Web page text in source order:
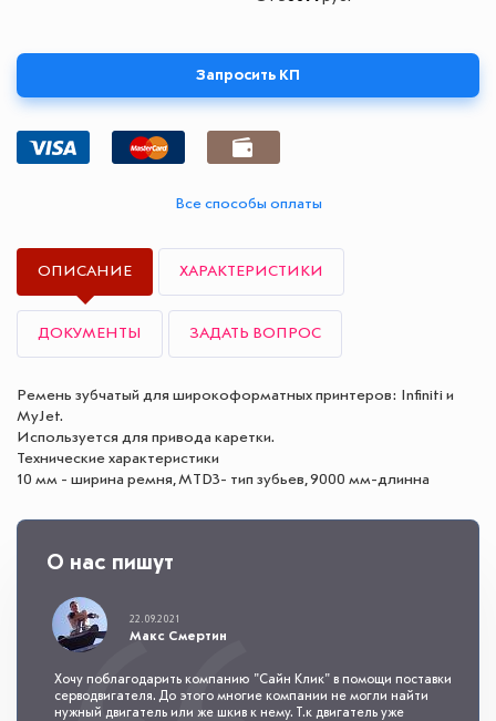
Запросить КП
Все способы оплаты
ОПИСАНИЕ ХАРАКТЕРИСТИКИ
ДОКУМЕНТЫ ЗАДАТЬ ВОПРОС
Ремень зубчатый для широкоформатных принтеров: Infiniti и
MyJet.
Используется для привода каретки.
Технические характеристики
10 мм - ширина ремня, MTD3- тип зубьев, 9000 мм-длинна
О нас пишут
22.09.2021
Макс Смертин
Хочу поблагодарить компанию "Сайн Клик" в помощи поставки
серводвигателя. До этого многие компании не могли найти
нужный двигатель или же шкив к нему. Т.к двигатель уже